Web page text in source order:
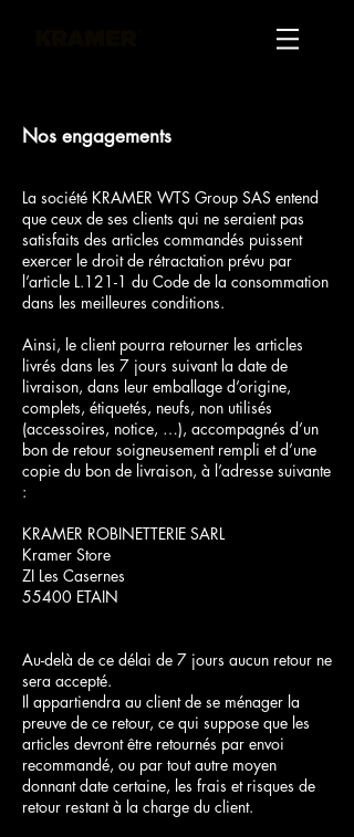
Nos engagements
La société KRAMER WTS Group SAS entend
que ceux de ses clients qui ne seraient pas
satisfaits des articles commandés puissent
exercer le droit de rétractation prévu par
l’article L.121-1 du Code de la consommation
dans les meilleures conditions.
Ainsi, le client pourra retourner les articles
livrés dans les 7 jours suivant la date de
livraison, dans leur emballage d’origine,
complets, étiquetés, neufs, non utilisés
(accessoires, notice, …), accompagnés d’un
bon de retour soigneusement rempli et d’une
copie du bon de livraison, à l’adresse suivante
:
KRAMER ROBINETTERIE SARL
Kramer Store
ZI Les Casernes
55400 ETAIN
Au-delà de ce délai de 7 jours aucun retour ne
sera accepté.
Il appartiendra au client de se ménager la
preuve de ce retour, ce qui suppose que les
articles devront être retournés par envoi
recommandé, ou par tout autre moyen
donnant date certaine, les frais et risques de
retour restant à la charge du client.